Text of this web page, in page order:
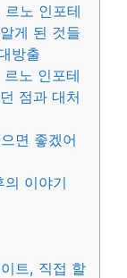
노 인포테
게 된 것들
방출
노 인포테
점과 대처
면 좋겠어
이야기
트, 직접 할